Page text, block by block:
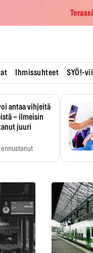
Ihmissuhteet SYÖ!-
antaa vihjeitä
– ilmeisin
juuri
ennustanut